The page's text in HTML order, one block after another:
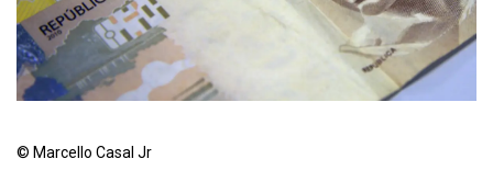
© Marcello Casal Jr